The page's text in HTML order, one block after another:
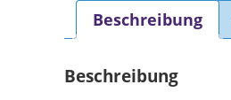
Beschreibung
Beschreibung